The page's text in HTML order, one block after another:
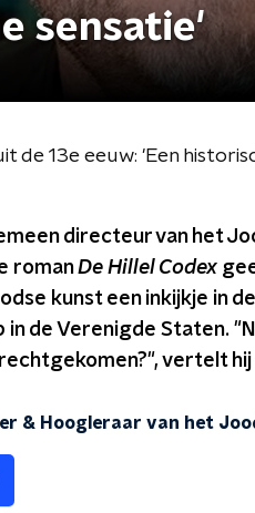
sensatie'
de 13e eeuw: 'Een
directeur van het
romanDe Hillel Codex
kunst een inkijkje in
in de Verenigde Staten.
vertelt hij
& Hoogleraar van het